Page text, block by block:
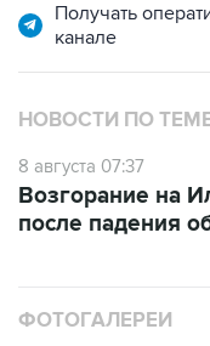
Получать
канале
НОВОСТИ ПО
8 августа 07:37
Возгорание на
после падения
ФОТОГАЛЕРЕИ